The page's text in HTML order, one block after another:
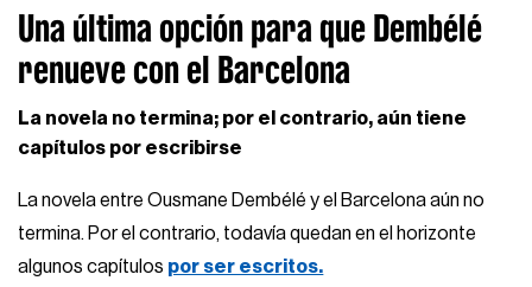
Una última opción para que Dembélé
renueve con el Barcelona
La novela no termina; por el contrario, aún tiene
capítulos por escribirse
La novela entre Ousmane Dembélé y el Barcelona aún no
termina. Por el contrario, todavía quedan en el horizonte
algunos capítulos por ser escritos.